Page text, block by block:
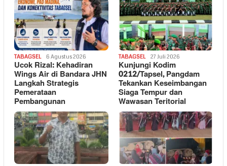
TABAGSEL 6 Agustus 2026
Ucok Rizal: Kehadiran
Wings Air di Bandara JHN
Langkah Strategis
Pemerataan
Pembangunan
TABAGSEL 27 Juli 2026
Kunjungi Kodim
0212/Tapsel, Pangdam
Tekankan Keseimbangan
Siaga Tempur dan
Wawasan Teritorial